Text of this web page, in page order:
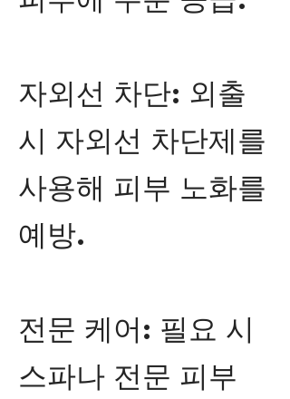
자외선 차단: 외출
시 자외선 차단제를
사용해 피부 노화를
예방.
전문 케어: 필요 시
스파나 전문 피부